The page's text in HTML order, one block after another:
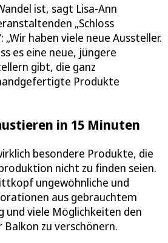
ist, sagt Lisa-Ann
„Schloss
„Wir haben viele neue Aussteller.
es eine neue, jüngere
gibt, die ganz
Produkte
in 15 Minuten
besondere Produkte, die
nicht zu finden seien.
ungewöhnliche und
aus gebrauchtem
und viele Möglichkeiten den
zu verschönern.